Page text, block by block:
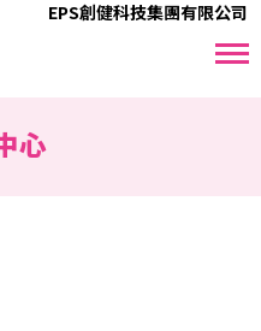
EPS創健科技集團有限公司
心